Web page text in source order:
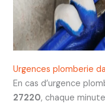
Urgences plomberie
En cas d’urgence
27220, chaque